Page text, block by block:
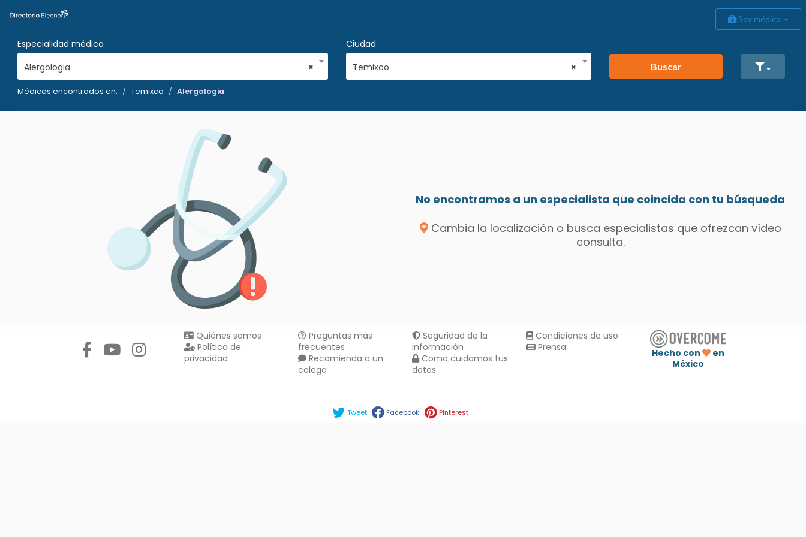
Soy médico
Especialidad médica
×
Alergologia
Ciudad
×
Temixco Buscar
Médicos encontrados en: Temixco Alergologia
No encontramos a un especialista que coincida con tu búsqueda
Cambia la localización o busca especialistas que ofrezcan vídeo
consulta.
Quiénes somos
Política de
privacidad
Preguntas más
frecuentes
Recomienda a un
colega
Seguridad de la
información
Como cuidamos tus
datos
Condiciones de uso
Prensa
Hecho con
en
México
Tweet Facebook Pinterest